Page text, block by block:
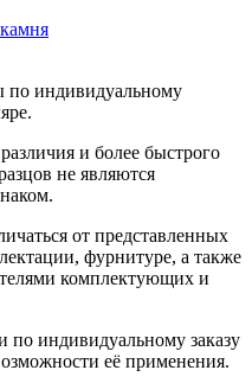
по индивидуальному
и более быстрого
не являются
от представленных
фурнитуре, а также
комплектующих и
индивидуальному заказу
её применения.